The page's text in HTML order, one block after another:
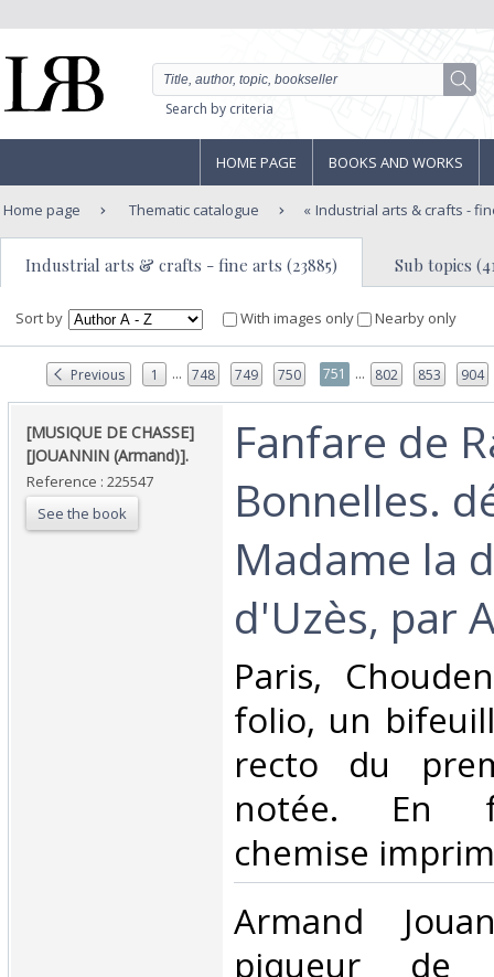
Search by criteria
HOME PAGE BOOKS AND WORKS
Home page Thematic catalogue Industrial arts & crafts -
Industrial arts & crafts - fine arts (23885) Sub topics
Sort by With images only Nearby only
Previous 1 ... 748 749 750 751 ... 802 853 904
‎[MUSIQUE DE CHASSE]
[JOUANNIN (Armand)].‎
Reference : 225547
See the book
‎Fanfare de
Bonnelles.
Madame la
d'Uzès, par
‎Paris,
folio, un
recto du
notée. En
chemise
‎Armand
piqueur de